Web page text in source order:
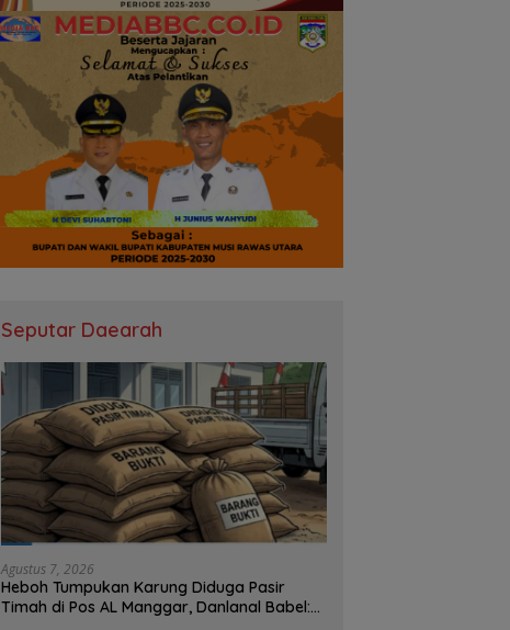
Seputar Daearah
Agustus 7, 2026
Heboh Tumpukan Karung Diduga Pasir
Timah di Pos AL Manggar, Danlanal Babel: